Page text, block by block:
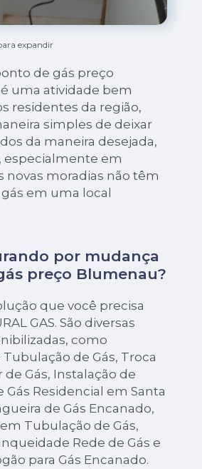
expandir
de gás preço
uma atividade bem
residentes da região,
simples de deixar
da maneira desejada,
especialmente em
novas moradias não têm
em uma local
por mudança
preço Blumenau?
que você precisa
GAS. São diversas
como
de Gás, Troca
Gás, Instalação de
Gás Residencial em Santa
de Gás Encanado,
Tubulação de Gás,
Rede de Gás e
para Gás Encanado.